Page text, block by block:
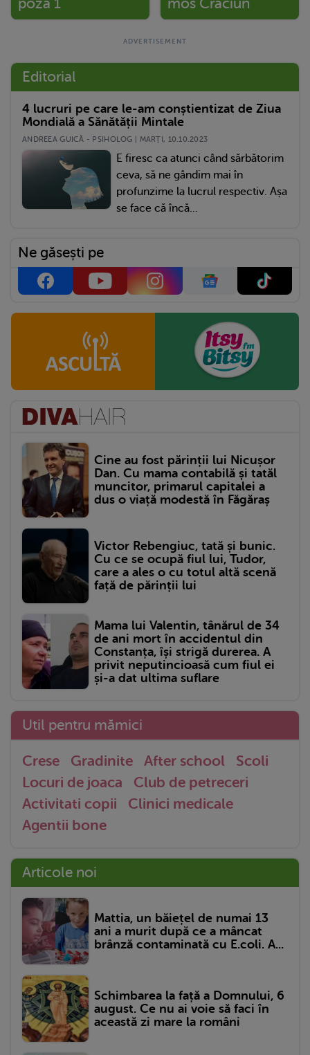
poza 1 mos Craciun
Editorial
4 lucruri pe care le-am conștientizat de Ziua
Mondială a Sănătății Mintale
ANDREEA GUICĂ - PSIHOLOG | MARŢI, 10.10.2023
E firesc ca atunci când sărbătorim
ceva, să ne gândim mai în
profunzime la lucrul respectiv. Așa
se face că încă...
Ne găsești pe
Cine au fost părinții lui Nicușor
Dan. Cu mama contabilă și tatăl
muncitor, primarul capitalei a
dus o viață modestă în Făgăraș
Victor Rebengiuc, tată și bunic.
Cu ce se ocupă fiul lui, Tudor,
care a ales o cu totul altă scenă
față de părinții lui
Mama lui Valentin, tânărul de 34
de ani mort în accidentul din
Constanța, își strigă durerea. A
privit neputincioasă cum fiul ei
și-a dat ultima suflare
Util pentru mămici
Crese Gradinite After school
Scoli
Locuri de joaca
Club de petreceri
Activitati copii
Clinici medicale
Agentii bone
Articole noi
Mattia, un băiețel de numai 13
ani a murit după ce a mâncat
brânză contaminată cu E.coli. A...
Schimbarea la față a Domnului, 6
august. Ce nu ai voie să faci în
această zi mare la români